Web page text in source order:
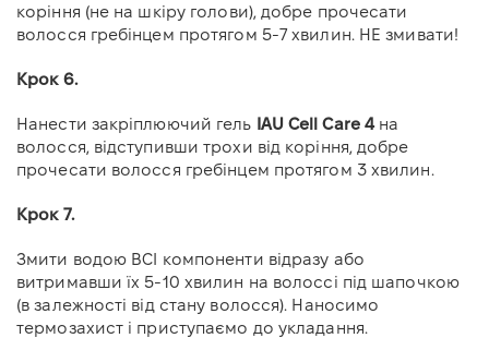
коріння (не на шкіру голови), добре прочесати
волосся гребінцем протягом 5-7 хвилин. НЕ змивати!
Крок 6.
Нанести закріплюючий гель IAU Cell Care 4на
волосся, відступивши трохи від коріння, добре
прочесати волосся гребінцем протягом 3 хвилин.
Крок 7.
Змити водою ВСІ компоненти відразу або
витримавши їх 5-10 хвилин на волоссі під шапочкою
(в залежності від стану волосся). Наносимо
термозахист і приступаємо до укладання.